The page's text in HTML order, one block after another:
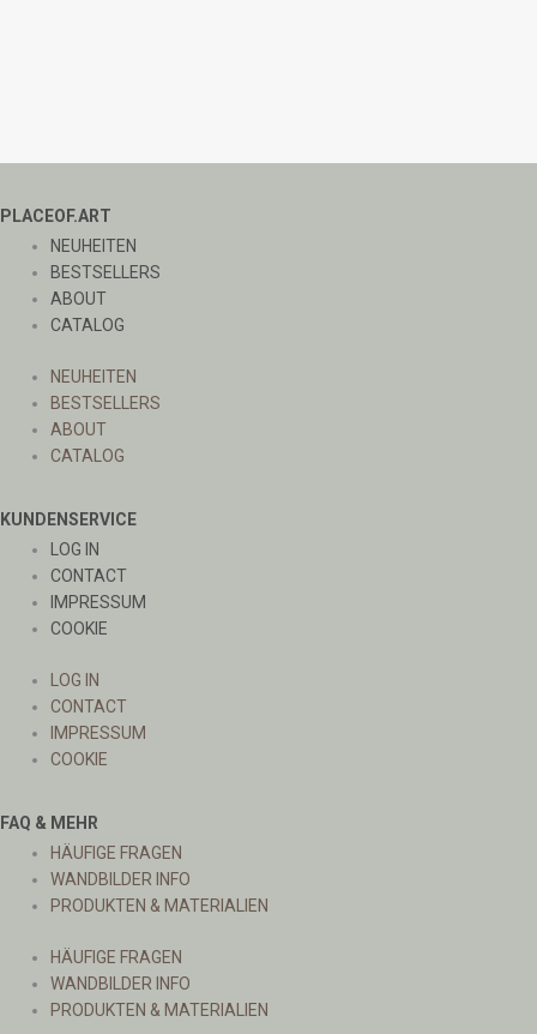
PLACEOF.ART
NEUHEITEN
BESTSELLERS
ABOUT
CATALOG
NEUHEITEN
BESTSELLERS
ABOUT
CATALOG
KUNDENSERVICE
LOG IN
CONTACT
IMPRESSUM
COOKIE
LOG IN
CONTACT
IMPRESSUM
COOKIE
FAQ & MEHR
HÄUFIGE FRAGEN
WANDBILDER INFO
PRODUKTEN & MATERIALIEN
HÄUFIGE FRAGEN
WANDBILDER INFO
PRODUKTEN & MATERIALIEN